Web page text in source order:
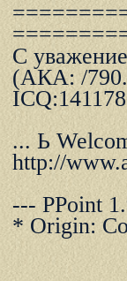
С
(АКА: /
... Ь
http://
--- PPoint
* Origin: